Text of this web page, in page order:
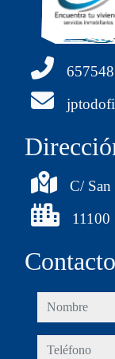
C/ San
11100
Contacto
nombre
teléfono